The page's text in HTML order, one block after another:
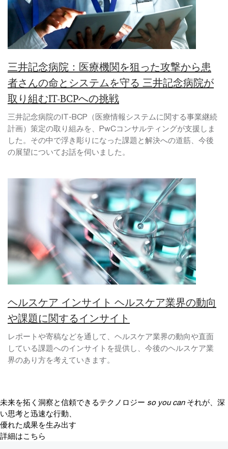
三井記念病院：医療機関を狙った攻撃から患
者さんの命とシステムを守る 三井記念病院が
取り組むIT-BCPへの挑戦
三井記念病院のIT-BCP（医療情報システムに関する事業継続
計画）策定の取り組みを、PwCコンサルティングが支援しま
した。その中で浮き彫りになった課題と解決への道筋、今後
の展望についてお話を伺いました。
ヘルスケア インサイト ヘルスケア業界の動向
や課題に関するインサイト
レポートや寄稿などを通して、ヘルスケア業界の動向や直面
している課題へのインサイトを提供し、今後のヘルスケア業
界のあり方を考えていきます。
未来を拓く洞察と信頼できるテクノロジー so you can それが、深
い思考と迅速な行動、
優れた成果を生み出す
詳細はこちら